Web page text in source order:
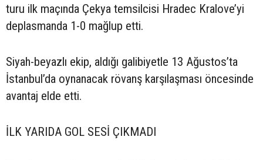
turu ilk maçında Çekya temsilcisi Hradec Kralove’yi
deplasmanda 1-0 mağlup etti.
Siyah-beyazlı ekip, aldığı galibiyetle 13 Ağustos’ta
İstanbul’da oynanacak rövanş karşılaşması öncesinde
avantaj elde etti.
İLK YARIDA GOL SESİ ÇIKMADI